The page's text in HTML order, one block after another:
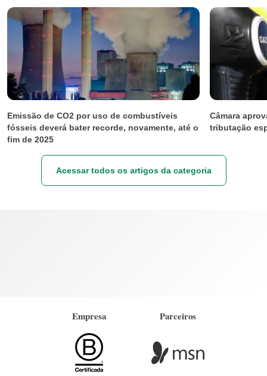
Emissão de CO2 por uso de combustíveis
fósseis deverá bater recorde, novamente, até o
fim de 2025
Câmara
tributação
Acessar todos os artigos da categoria
Empresa Parceiros